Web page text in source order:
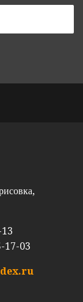
17-03